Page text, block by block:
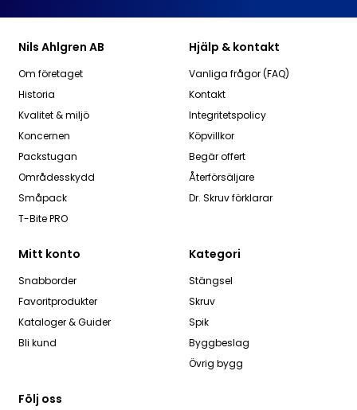
Nils Ahlgren AB
Om företaget
Historia
Kvalitet & miljö
Koncernen
Packstugan
Områdesskydd
Småpack
T-Bite PRO
Hjälp & kontakt
Vanliga frågor (FAQ)
Kontakt
Integritetspolicy
Köpvillkor
Begär offert
Återförsäljare
Dr. Skruv förklarar
Mitt konto
Snabborder
Favoritprodukter
Kataloger & Guider
Bli kund
Följ oss
Kategori
Stängsel
Skruv
Spik
Byggbeslag
Övrig bygg